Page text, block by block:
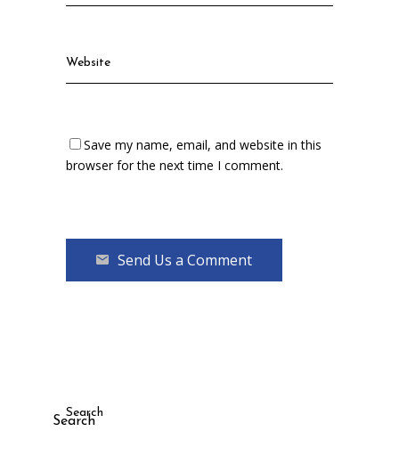
Save my name, email, and website in this
browser for the next time I comment.
Send Us a Comment
Search
Search